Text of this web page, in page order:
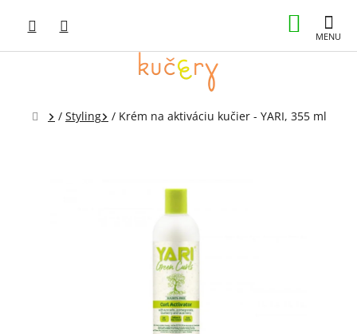
obsah
KOŠÍK
Domov
/ Styling / Krém na aktiváciu kučier - YARI, 355 ml